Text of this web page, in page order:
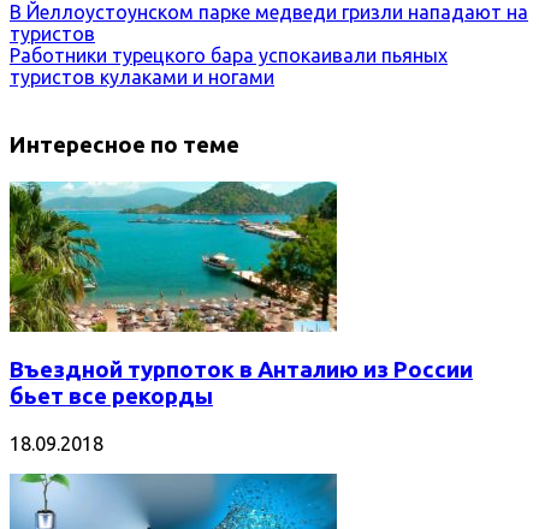
В Йеллоустоунском парке медведи гризли нападают на
туристов
Работники турецкого бара успокаивали пьяных
туристов кулаками и ногами
Интересное по теме
Въездной турпоток в Анталию из России
бьет все рекорды
18.09.2018